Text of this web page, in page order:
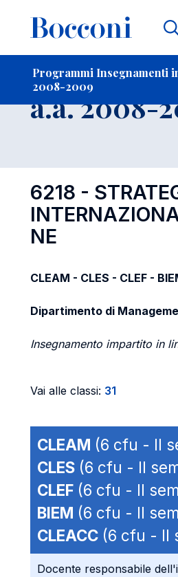
Programmi Insegnamenti
2008-2009
-
a.a. 2008-
6218 -
NE
CLEAM - CLES - CLEF -
Dipartimento di
Insegnamento impartito in
Vai alle classi: 31
CLEAM (6 cfu - II
CLES (6 cfu - II
CLEF (6 cfu - II
BIEM (6 cfu - II
CLEACC (6 cfu - II
Docente responsabile